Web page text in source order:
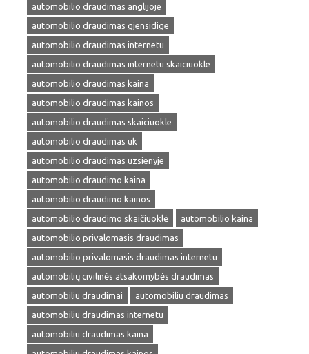
automobilio draudimas anglijoje
automobilio draudimas gjensidige
automobilio draudimas internetu
automobilio draudimas internetu skaiciuokle
automobilio draudimas kaina
automobilio draudimas kainos
automobilio draudimas skaiciuokle
automobilio draudimas uk
automobilio draudimas uzsienyje
automobilio draudimo kaina
automobilio draudimo kainos
automobilio draudimo skaičiuoklė
automobilio kaina
automobilio privalomasis draudimas
automobilio privalomasis draudimas internetu
automobilių civilinės atsakomybės draudimas
automobiliu draudimai
automobiliu draudimas
automobiliu draudimas internetu
automobiliu draudimas kaina